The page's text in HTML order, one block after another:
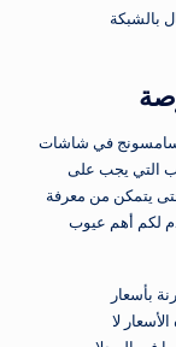
بالشبكة
سامسونج في شاشات
التي يجب على
يتمكن من معرفة
لكم أهم عيوب
مقارنة بأسعار
لا